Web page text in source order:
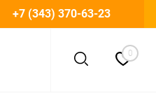
+7 (343) 370-63-23
0